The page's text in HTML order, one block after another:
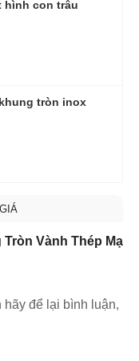
hình con trâu
tròn inox
Vành Thép Mạ
hãy để lại bình luận,